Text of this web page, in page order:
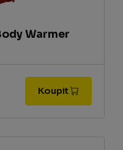
Warmer
Koupit